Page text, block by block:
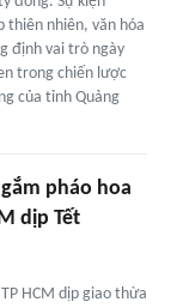
thiên nhiên, văn hóa
định vai trò ngày
trong chiến lược
của tỉnh Quảng
pháo hoa
dịp Tết
HCM dịp giao thừa